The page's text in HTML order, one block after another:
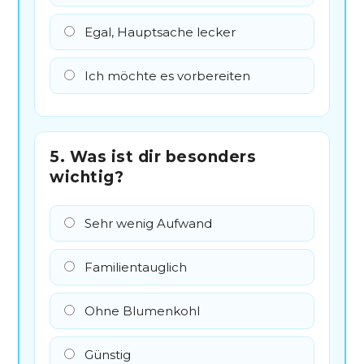
Egal, Hauptsache lecker
Ich möchte es vorbereiten
5. Was ist dir besonders
wichtig?
Sehr wenig Aufwand
Familientauglich
Ohne Blumenkohl
Günstig